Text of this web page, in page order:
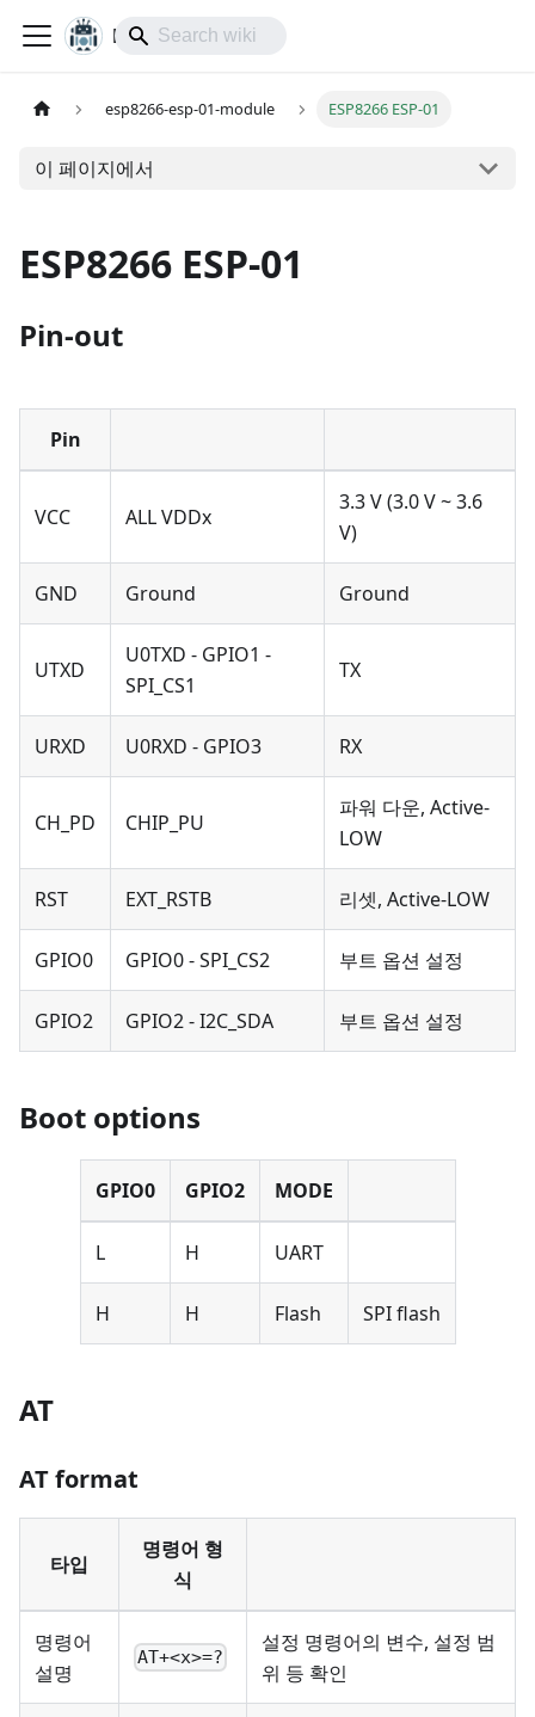
lol-IoT
esp8266-esp-01-module ESP8266 ESP-01
이 페이지에서
ESP8266 ESP-01
Pin-out
Pin
VCC ALL VDDx
3.3 V (3.0 V ~ 3.6
V)
GND Ground Ground
UTXD
U0TXD - GPIO1 -
SPI_CS1
TX
URXD U0RXD - GPIO3 RX
CH_PD CHIP_PU
파워 다운, Active-
LOW
RST EXT_RSTB 리셋, Active-LOW
GPIO0 GPIO0 - SPI_CS2 부트 옵션 설정
GPIO2 GPIO2 - I2C_SDA 부트 옵션 설정
Boot options
GPIO0 GPIO2 MODE
L H UART
H H Flash SPI flash
AT
AT format
타입
명령어 형
식
명령어
설명
AT+<x>=?
설정 명령어의 변수, 설정 범
위 등 확인